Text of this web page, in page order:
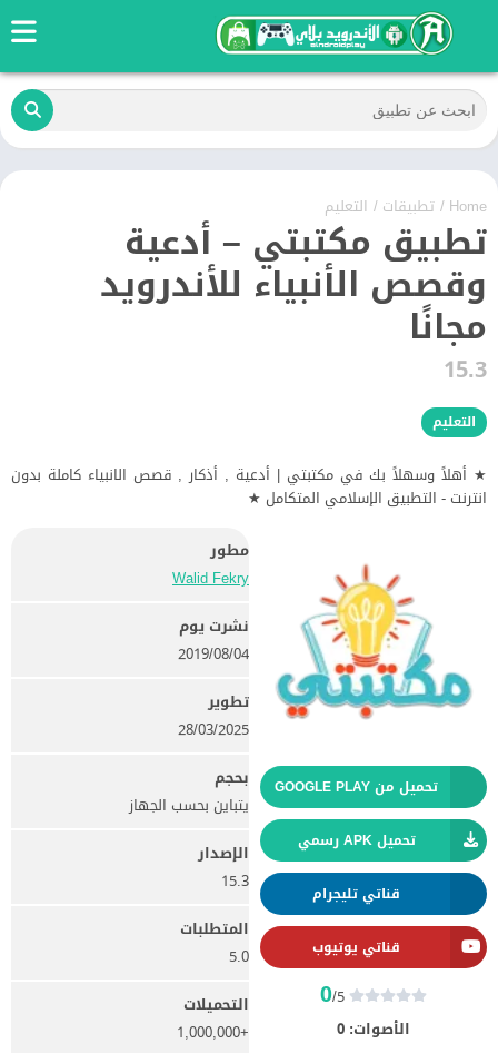
Home
/ تطبيقات / التعليم
تطبيق مكتبتي – أدعية
وقصص الأنبياء للأندرويد
مجانًا
15.3
التعليم
★ أهلاً وسهلاً بك في مكتبتي | أدعية , أذكار , قصص الانبياء كاملة بدون
انترنت - التطبيق الإسلامي المتكامل ★
تحميل من GOOGLE PLAY
تحميل APK رسمي
قناتي تليجرام
قناتي يوتيوب
0/5
الأصوات: 0
مطور
Walid Fekry‏
نشرت يوم
04‏/08‏/2019
تطوير
28/03/2025
بحجم
يتباين بحسب الجهاز
الإصدار
15.3
المتطلبات
5.0
التحميلات
+1,000,000